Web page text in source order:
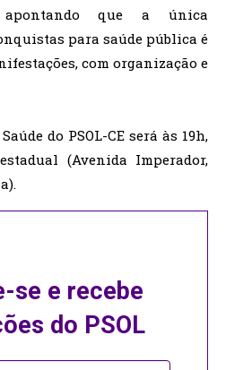
apontando que a única
para saúde pública é
com organização e
do PSOL-CE será às 19h,
(Avenida Imperador,
se e recebe
do PSOL